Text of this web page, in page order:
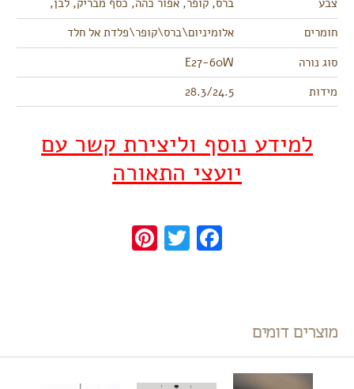
צבע
ברס, קופר, אפור כהה, כסף מבריק, לבן,
חומרים
אלומיניום\ברס\קופר\פלדת אל חלד
סוג נורה
E27-60W
מידות
28.3/24.5
למידע נוסף וליצירת קשר עם
יועצי התאורה
Facebook
Twitter
Pinterest
מוצרים דומים